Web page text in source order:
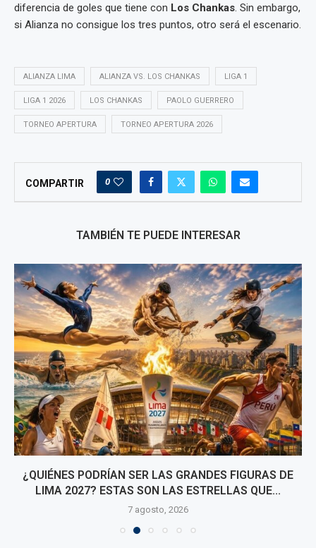
diferencia de goles que tiene con Los Chankas. Sin embargo,
si Alianza no consigue los tres puntos, otro será el escenario.
ALIANZA LIMA ALIANZA VS. LOS CHANKAS LIGA 1
LIGA 1 2026 LOS CHANKAS PAOLO GUERRERO
TORNEO APERTURA TORNEO APERTURA 2026
COMPARTIR 0
TAMBIÉN TE PUEDE INTERESAR
¿QUIÉNES PODRÍAN SER LAS GRANDES FIGURAS DE
LIMA 2027? ESTAS SON LAS ESTRELLAS QUE...
7 agosto, 2026